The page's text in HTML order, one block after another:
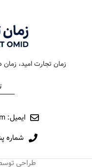
کرنوگراف
رفرانس 176
زمان تجارت امید،
ایمیل: info@zamantejarat.com
شماره
طراحی